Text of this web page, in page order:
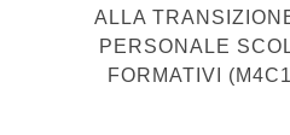
ALLA
PERSONALE
FORMATIVI